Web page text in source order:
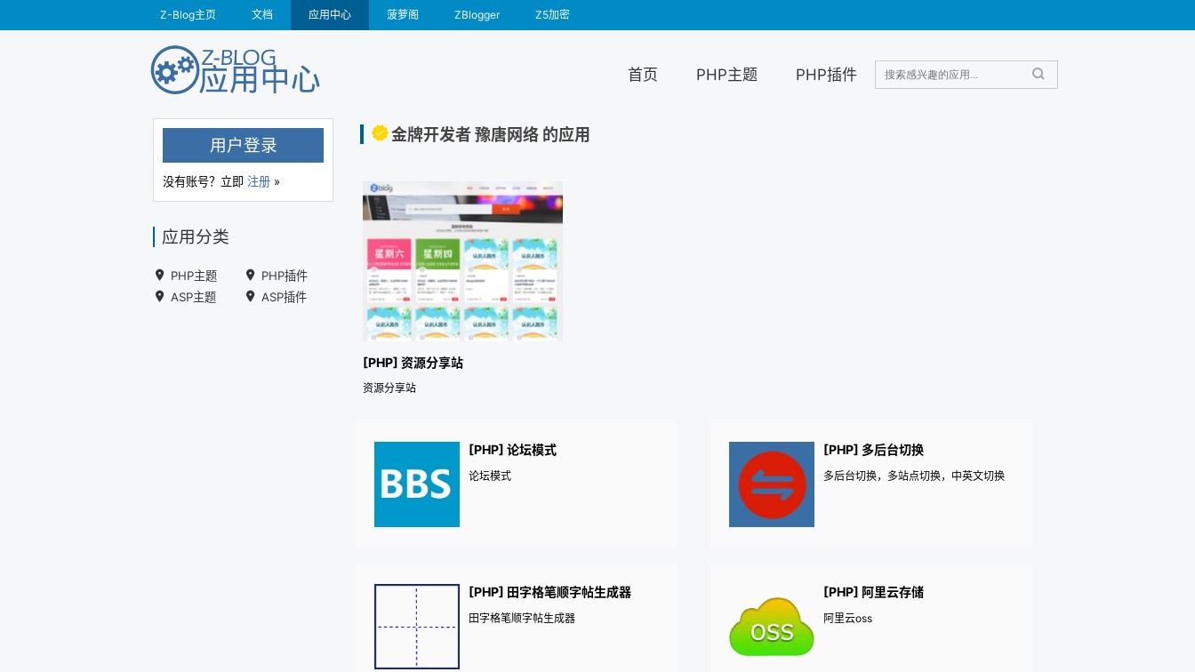
Z-Blog主页 文档 应用中心 菠萝阁 ZBlogger Z5加密
首页 PHP主题 PHP插件
金牌开发者 豫唐网络 的应用
[PHP] 资源分享站
资源分享站
[PHP] 论坛模式
论坛模式
[PHP] 多后台切换
多后台切换，多站点切换，中英文切换
[PHP] 田字格笔顺字帖生成器
田字格笔顺字帖生成器
[PHP] 阿里云存储
阿里云oss
用户登录
没有账号？立即 注册 »
应用分类
PHP主题
PHP插件
ASP主题
ASP插件